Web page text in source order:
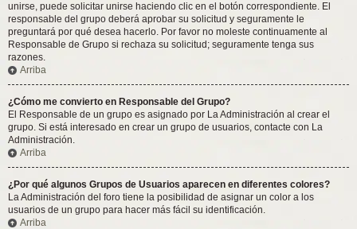
unirse, puede solicitar unirse haciendo clic en el botón correspondiente. El
responsable del grupo deberá aprobar su solicitud y seguramente le
preguntará por qué desea hacerlo. Por favor no moleste continuamente al
Responsable de Grupo si rechaza su solicitud; seguramente tenga sus
razones.
Arriba
¿Cómo me convierto en Responsable del Grupo?
El Responsable de un grupo es asignado por La Administración al crear el
grupo. Si está interesado en crear un grupo de usuarios, contacte con La
Administración.
Arriba
¿Por qué algunos Grupos de Usuarios aparecen en diferentes colores?
La Administración del foro tiene la posibilidad de asignar un color a los
usuarios de un grupo para hacer más fácil su identificación.
Arriba